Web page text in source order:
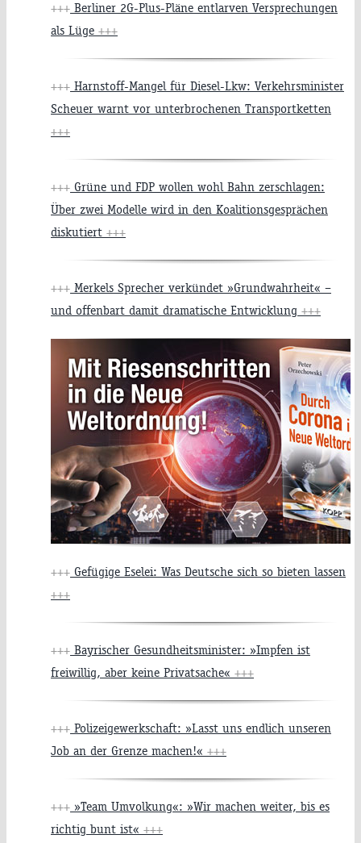
+++ Berliner 2G-Plus-Pläne entlarven Versprechungen
als Lüge +++
+++ Harnstoff-Mangel für Diesel-Lkw: Verkehrsminister
Scheuer warnt vor unterbrochenen Transportketten
+++
+++ Grüne und FDP wollen wohl Bahn zerschlagen:
Über zwei Modelle wird in den Koalitionsgesprächen
diskutiert +++
+++ Merkels Sprecher verkündet »Grundwahrheit« –
und offenbart damit dramatische Entwicklung +++
+++ Gefügige Eselei: Was Deutsche sich so bieten lassen
+++
+++ Bayrischer Gesundheitsminister: »Impfen ist
freiwillig, aber keine Privatsache« +++
+++ Polizeigewerkschaft: »Lasst uns endlich unseren
Job an der Grenze machen!« +++
+++ »Team Umvolkung«: »Wir machen weiter, bis es
richtig bunt ist« +++